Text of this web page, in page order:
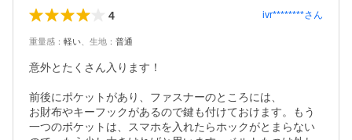
4 ivr********さん
重量感 ： 軽い 生地 ： 普通
意外とたくさん入ります！
前後にポケットがあり、ファスナーのところには、
お財布やキーフックがあるので鍵も付けておけます。もう
一つのポケットは、スマホを入れたらホックがとまらない